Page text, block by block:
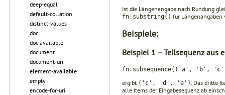
deep-equal
default-collation
distinct-values
doc
doc-available
document
document-uri
element-available
empty
encode-for-uri
Ist die Längenangabe nach Rundung
fn:substring() für Längenangaben
Beispiele:
Beispiel 1 – Teilsequenz aus
fn:subsequence(('a', 'b', ' c
ergibt ('c', 'd', 'e'). Das dritte
alle Items der Eingabesequenz ab